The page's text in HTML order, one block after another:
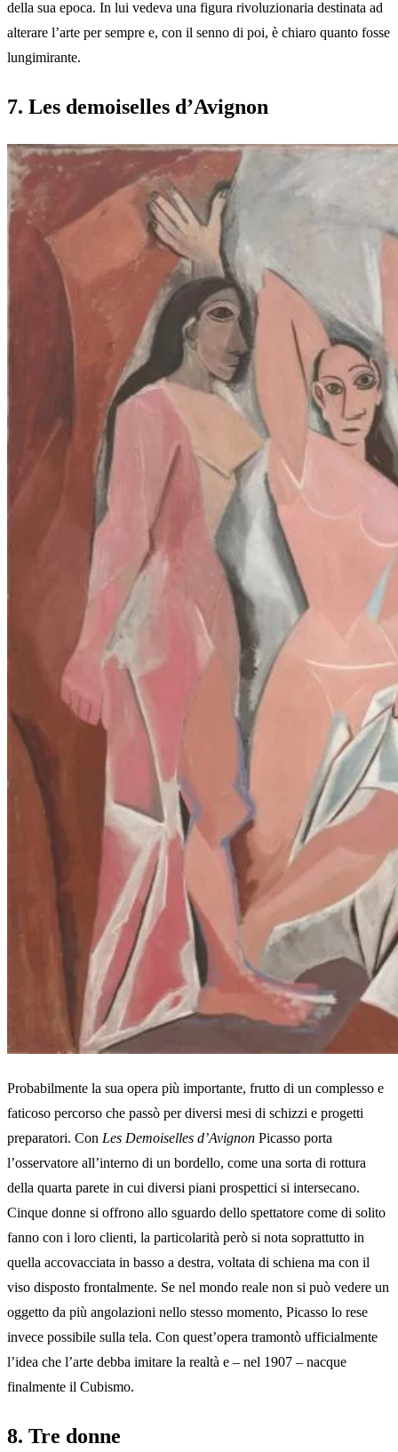
della sua epoca. In lui vedeva una figura rivoluzionaria destinata ad
alterare l’arte per sempre e, con il senno di poi, è chiaro quanto fosse
lungimirante.
7. Les demoiselles d’Avignon
Probabilmente la sua opera più importante, frutto di un complesso e
faticoso percorso che passò per diversi mesi di schizzi e progetti
preparatori. Con Les Demoiselles d’Avignon Picasso porta
l’osservatore all’interno di un bordello, come una sorta di rottura
della quarta parete in cui diversi piani prospettici si intersecano.
Cinque donne si offrono allo sguardo dello spettatore come di solito
fanno con i loro clienti, la particolarità però si nota soprattutto in
quella accovacciata in basso a destra, voltata di schiena ma con il
viso disposto frontalmente. Se nel mondo reale non si può vedere un
oggetto da più angolazioni nello stesso momento, Picasso lo rese
invece possibile sulla tela. Con quest’opera tramontò ufficialmente
l’idea che l’arte debba imitare la realtà e – nel 1907 – nacque
finalmente il Cubismo.
8. Tre donne